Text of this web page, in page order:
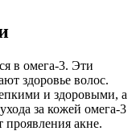
в омега-3. Эти
здоровье волос.
и здоровыми, а
за кожей омега-3
акне.